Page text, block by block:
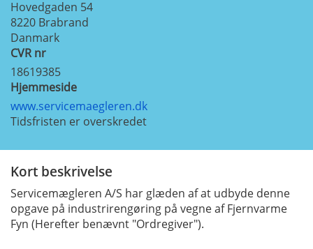
Hovedgaden 54
8220 Brabrand
Danmark
CVR nr
18619385
Hjemmeside
www.servicemaegleren.dk
Tidsfristen er overskredet
Kort beskrivelse
Servicemægleren A/S har glæden af at udbyde denne
opgave på industrirengøring på vegne af Fjernvarme
Fyn (Herefter benævnt "Ordregiver").